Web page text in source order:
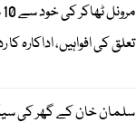
تعلق کی افواہیں، اداکارہ
سلمان خان کے گھر کی